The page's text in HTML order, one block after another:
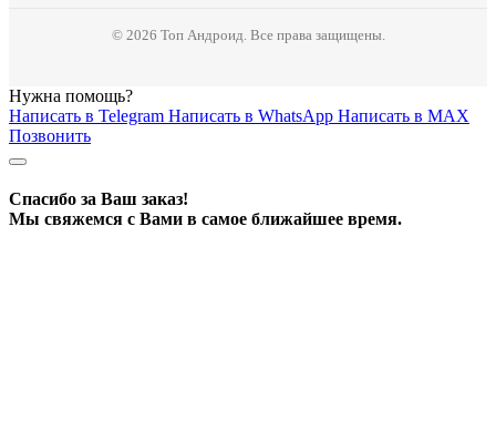
© 2026 Топ Андроид. Все права защищены.
Нужна помощь?
Написать в Telegram Написать в WhatsApp Написать в MAX
Позвонить
Спасибо за Ваш заказ!
Мы свяжемся с Вами в самое ближайшее время.